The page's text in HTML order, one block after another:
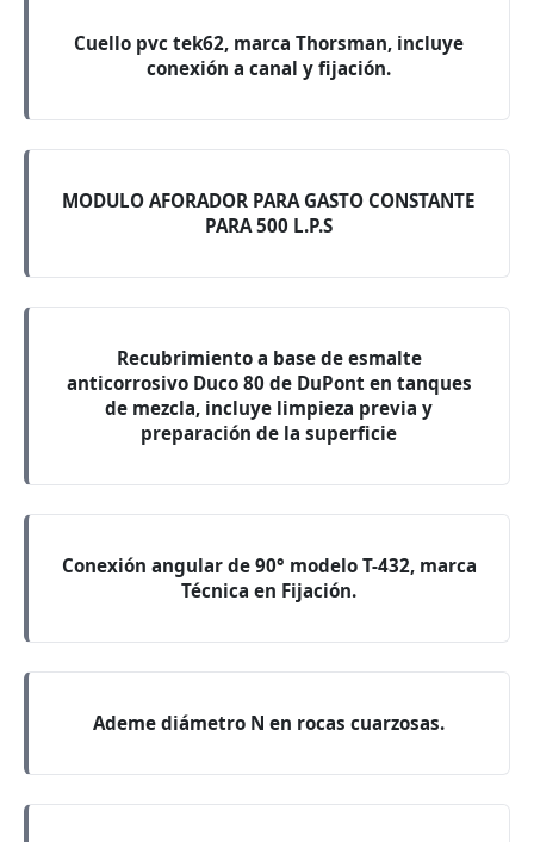
Cuello pvc tek62, marca Thorsman, incluye
conexión a canal y fijación.
MODULO AFORADOR PARA GASTO CONSTANTE
PARA 500 L.P.S
Recubrimiento a base de esmalte
anticorrosivo Duco 80 de DuPont en tanques
de mezcla, incluye limpieza previa y
preparación de la superficie
Conexión angular de 90° modelo T-432, marca
Técnica en Fijación.
Ademe diámetro N en rocas cuarzosas.